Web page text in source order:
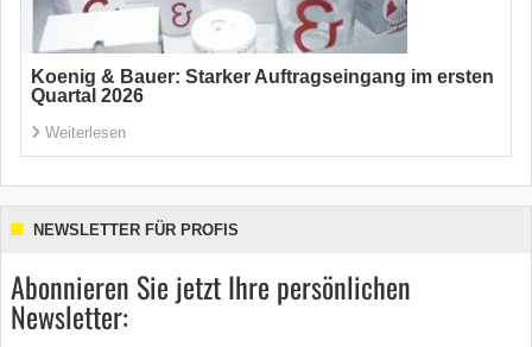
Koenig & Bauer: Starker Auftragseingang im ersten
Quartal 2026
Weiterlesen
NEWSLETTER FÜR PROFIS
Abonnieren Sie jetzt Ihre persönlichen
Newsletter: